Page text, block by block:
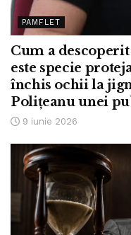
PAMFLET
Cum a
este specie
închis ochii la
Polițeanu unei
9 iunie 2026